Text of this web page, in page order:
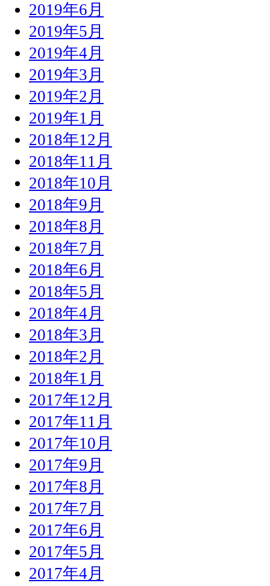
2019年6月
2019年5月
2019年4月
2019年3月
2019年2月
2019年1月
2018年12月
2018年11月
2018年10月
2018年9月
2018年8月
2018年7月
2018年6月
2018年5月
2018年4月
2018年3月
2018年2月
2018年1月
2017年12月
2017年11月
2017年10月
2017年9月
2017年8月
2017年7月
2017年6月
2017年5月
2017年4月